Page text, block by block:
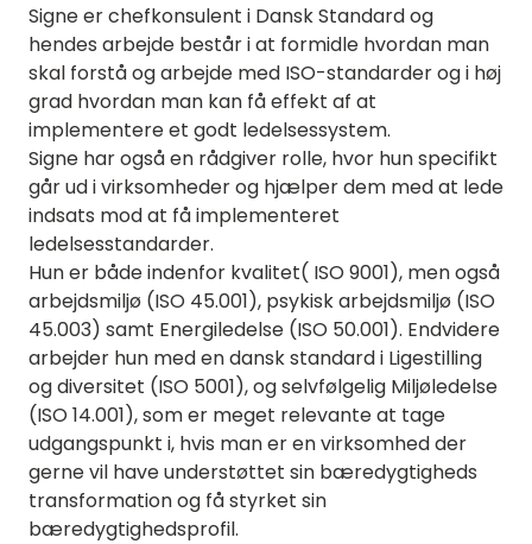
Signe er chefkonsulent i Dansk Standard og
hendes arbejde består i at formidle hvordan man
skal forstå og arbejde med ISO-standarder og i høj
grad hvordan man kan få effekt af at
implementere et godt ledelsessystem.
Signe har også en rådgiver rolle, hvor hun specifikt
går ud i virksomheder og hjælper dem med at lede
indsats mod at få implementeret
ledelsesstandarder.
Hun er både indenfor kvalitet( ISO 9001), men også
arbejdsmiljø (ISO 45.001), psykisk arbejdsmiljø (ISO
45.003) samt Energiledelse (ISO 50.001). Endvidere
arbejder hun med en dansk standard i Ligestilling
og diversitet (ISO 5001), og selvfølgelig Miljøledelse
(ISO 14.001), som er meget relevante at tage
udgangspunkt i, hvis man er en virksomhed der
gerne vil have understøttet sin bæredygtigheds
transformation og få styrket sin
bæredygtighedsprofil.